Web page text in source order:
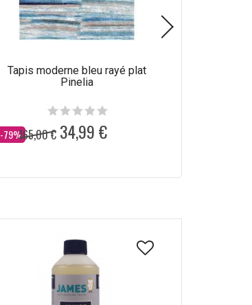
Tapis moderne bleu rayé plat
Pinelia
-79%
Dès 165,00 € 34,99 €